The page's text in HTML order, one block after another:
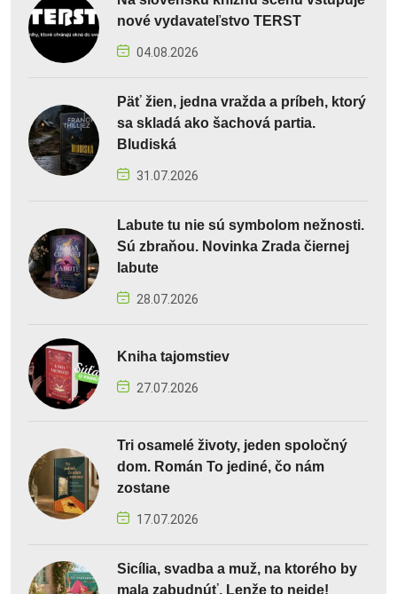
nové vydavateľstvo TERST
04.08.2026
Päť žien, jedna vražda a príbeh, ktorý
sa skladá ako šachová partia.
Bludiská
31.07.2026
Labute tu nie sú symbolom nežnosti.
Sú zbraňou. Novinka Zrada čiernej
labute
28.07.2026
Kniha tajomstiev
27.07.2026
Tri osamelé životy, jeden spoločný
dom. Román To jediné, čo nám
zostane
17.07.2026
Sicília, svadba a muž, na ktorého by
mala zabudnúť. Lenže to nejde!